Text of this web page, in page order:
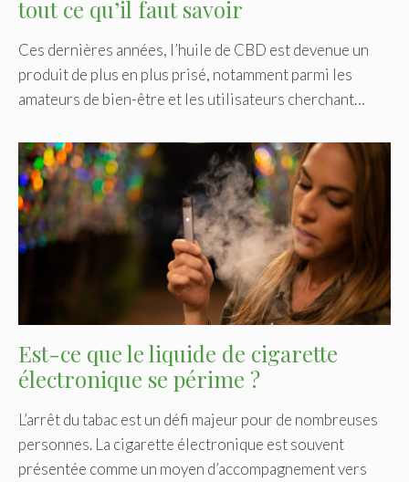
tout ce qu’il faut savoir
Ces dernières années, l’huile de CBD est devenue un
produit de plus en plus prisé, notamment parmi les
amateurs de bien-être et les utilisateurs cherchant…
Est-ce que le liquide de cigarette
électronique se périme ?
L’arrêt du tabac est un défi majeur pour de nombreuses
personnes. La cigarette électronique est souvent
présentée comme un moyen d’accompagnement vers